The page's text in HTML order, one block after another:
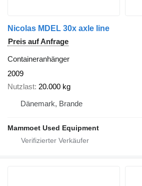
Nicolas MDEL 30x axle line
Preis auf Anfrage
Containeranhänger
2009
Nutzlast 20.000 kg
Dänemark, Brande
Mammoet Used Equipment